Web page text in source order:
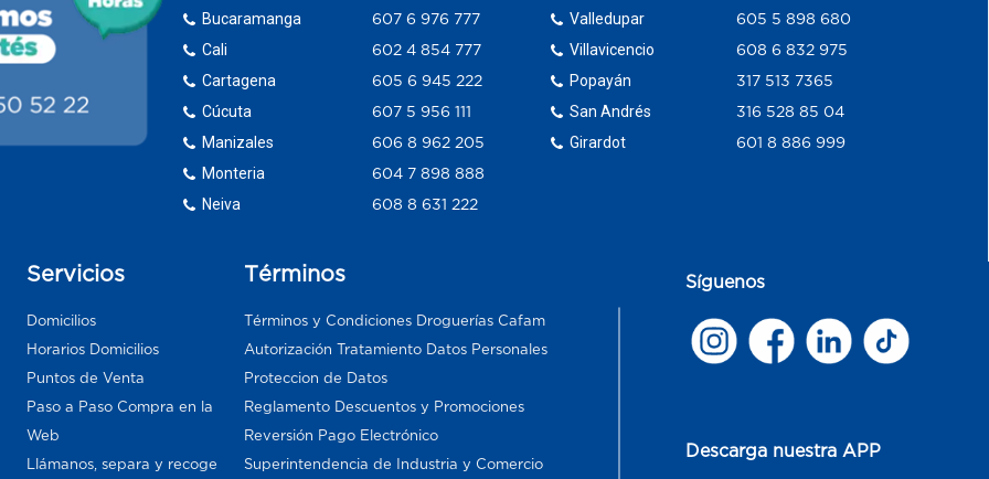
Bucaramanga
Cali
Cartagena
Cúcuta
Manizales
Monteria
Neiva
607 6 976 777
602 4 854 777
605 6 945 222
607 5 956 111
606 8 962 205
604 7 898 888
608 8 631 222
Valledupar
Villavicencio
Popayán
San Andrés
Girardot
605 5 898 680
608 6 832 975
317 513 7365
316 528 85 04
601 8 886 999
Servicios
Domicilios
Horarios Domicilios
Puntos de Venta
Paso a Paso Compra en la
Web
Llámanos, separa y recoge
Términos
Términos y Condiciones Droguerías Cafam
Autorización Tratamiento Datos Personales
Proteccion de Datos
Reglamento Descuentos y Promociones
Reversión Pago Electrónico
Superintendencia de Industria y Comercio
Síguenos
Descarga nuestra APP